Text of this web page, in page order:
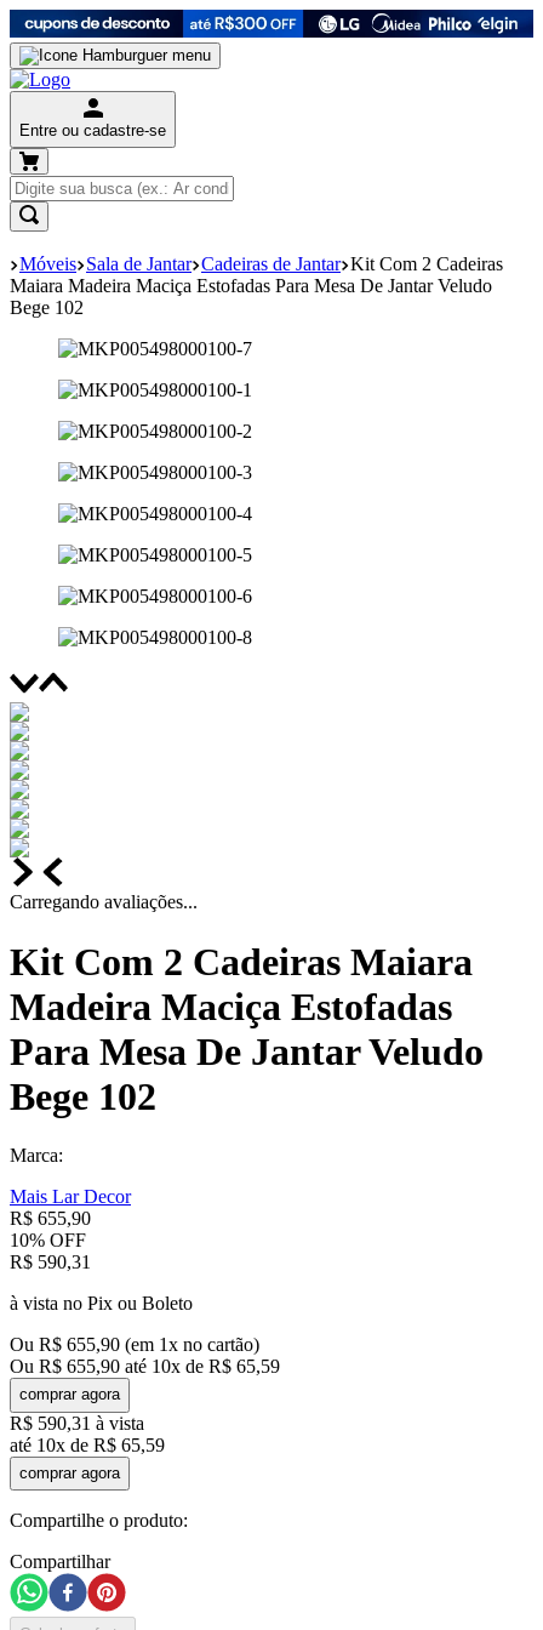
Entre ou cadastre-se
Móveis Sala de Jantar Cadeiras de Jantar Kit Com 2 Cadeiras
Maiara Madeira Maciça Estofadas Para Mesa De Jantar Veludo
Bege 102
Carregando avaliações...
Kit Com 2 Cadeiras Maiara
Madeira Maciça Estofadas
Para Mesa De Jantar Veludo
Bege 102
Marca:
Mais Lar Decor
R$ 655,90
10% OFF
R$ 590,31
à vista no Pix ou Boleto
Ou R$ 655,90 (em 1x no cartão)
Ou R$ 655,90 até 10x de R$ 65,59
comprar agora
R$ 590,31 à vista
até 10x de R$ 65,59
comprar agora
Compartilhe o produto:
Compartilhar